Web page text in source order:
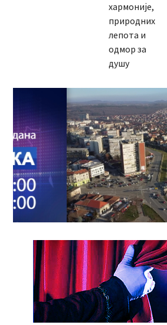
хармоније,
природних
лепота и
одмор за
душу